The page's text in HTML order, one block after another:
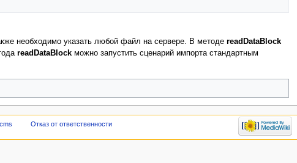
необходимо указать любой файл на сервере. В методе readDataBlock
readDataBlockможно запустить сценарий импорта стандартным
Отказ от ответственности